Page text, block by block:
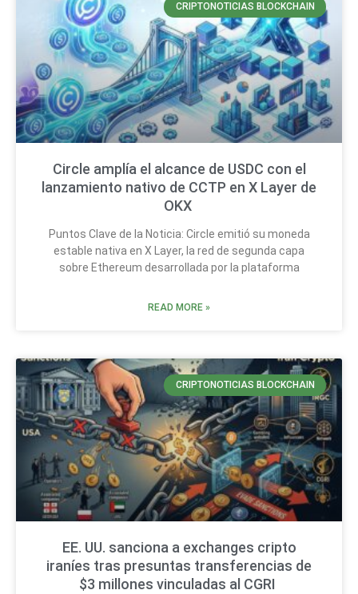
CRIPTONOTICIAS BLOCKCHAIN
Circle amplía el alcance de USDC con el
lanzamiento nativo de CCTP en X Layer de
OKX
Puntos Clave de la Noticia: Circle emitió su moneda
estable nativa en X Layer, la red de segunda capa
sobre Ethereum desarrollada por la plataforma
READ MORE »
CRIPTONOTICIAS BLOCKCHAIN
EE. UU. sanciona a exchanges cripto
iraníes tras presuntas transferencias de
$3 millones vinculadas al CGRI